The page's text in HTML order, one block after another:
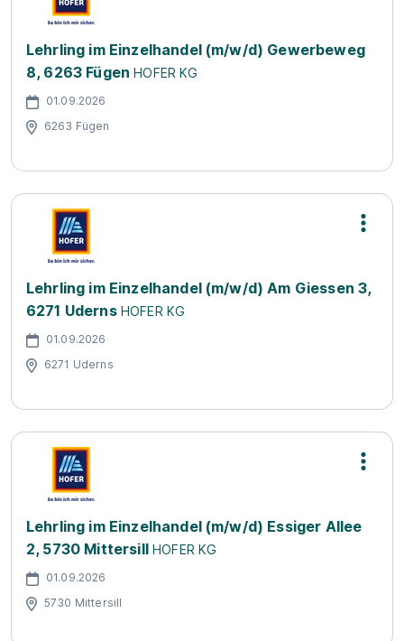
Lehrling im Einzelhandel (m/w/d) Gewerbeweg
8, 6263 Fügen HOFER KG
01.09.2026
6263 Fügen
Lehrling im Einzelhandel (m/w/d) Am Giessen 3,
6271 Uderns HOFER KG
01.09.2026
6271 Uderns
Lehrling im Einzelhandel (m/w/d) Essiger Allee
2, 5730 Mittersill HOFER KG
01.09.2026
5730 Mittersill